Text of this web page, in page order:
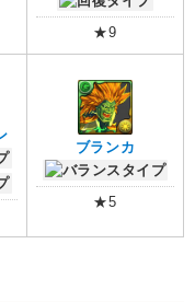
★9
ブランカ
★5